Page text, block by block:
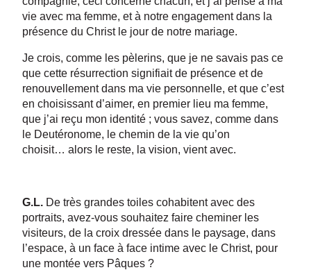
vie avec ma femme, et à notre engagement dans la
présence du Christ le jour de notre mariage.
Je crois, comme les pèlerins, que je ne savais pas ce
que cette résurrection signifiait de présence et de
renouvellement dans ma vie personnelle, et que c’est
en choisissant d’aimer, en premier lieu ma femme,
que j’ai reçu mon identité ; vous savez, comme dans
le Deutéronome, le chemin de la vie qu’on
choisit… alors le reste, la vision, vient avec.
G.L. De très grandes toiles cohabitent avec des
portraits, avez-vous souhaitez faire cheminer les
visiteurs, de la croix dressée dans le paysage, dans
l’espace, à un face à face intime avec le Christ, pour
une montée vers Pâques ?